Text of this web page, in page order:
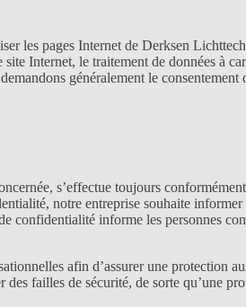
les pages Internet de Derksen
Internet, le traitement de données à
généralement le
s’effectue toujours
notre entreprise souhaite informer
confidentialité informe les personnes
afin d’assurer une protection
failles de sécurité, de sorte qu’une